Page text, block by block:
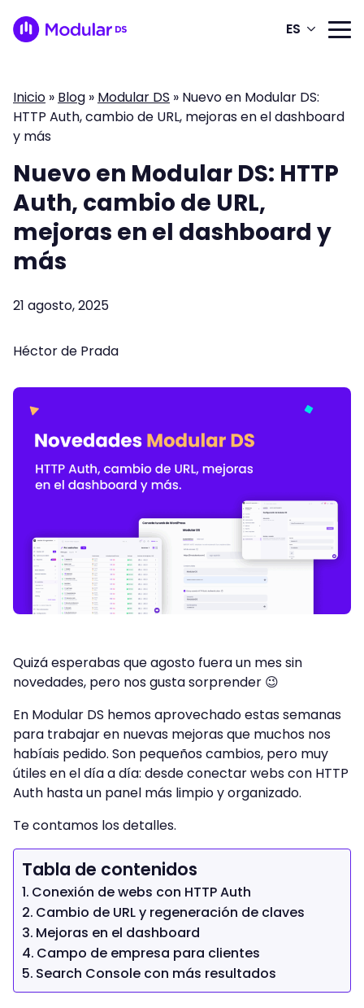
ES
Inicio » Blog » Modular DS » Nuevo en Modular DS:
HTTP Auth, cambio de URL, mejoras en el dashboard
y más
Nuevo en Modular DS: HTTP
Auth, cambio de URL,
mejoras en el dashboard y
más
21 agosto, 2025
Héctor de Prada
Quizá esperabas que agosto fuera un mes sin
novedades, pero nos gusta sorprender 😉
En Modular DS hemos aprovechado estas semanas
para trabajar en nuevas mejoras que muchos nos
habíais pedido. Son pequeños cambios, pero muy
útiles en el día a día: desde conectar webs con HTTP
Auth hasta un panel más limpio y organizado.
Te contamos los detalles.
Tabla de contenidos
Conexión de webs con HTTP Auth
Cambio de URL y regeneración de claves
Mejoras en el dashboard
Campo de empresa para clientes
Search Console con más resultados